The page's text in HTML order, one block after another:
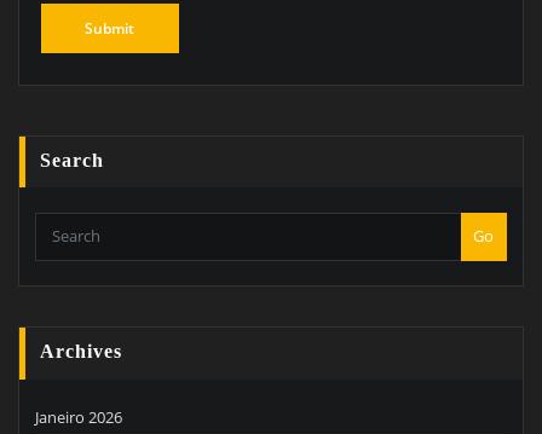
Search
Go
Archives
Janeiro 2026